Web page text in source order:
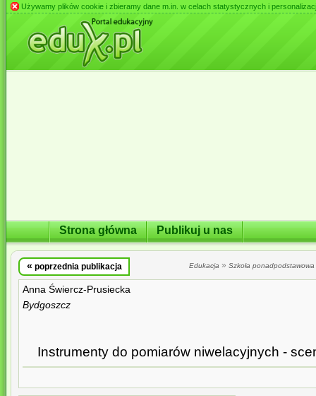
Używamy plików cookie i zbieramy dane m.in. w celach statystycznych i
Strona główna Publikuj u nas
« poprzednia publikacja Edukacja » Szkoła ponadpodstawowa
Anna Świercz-Prusiecka
Bydgoszcz
Instrumenty do pomiarów niwelacyjnych -